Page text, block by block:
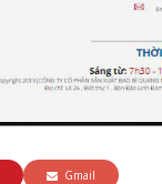
Gmail